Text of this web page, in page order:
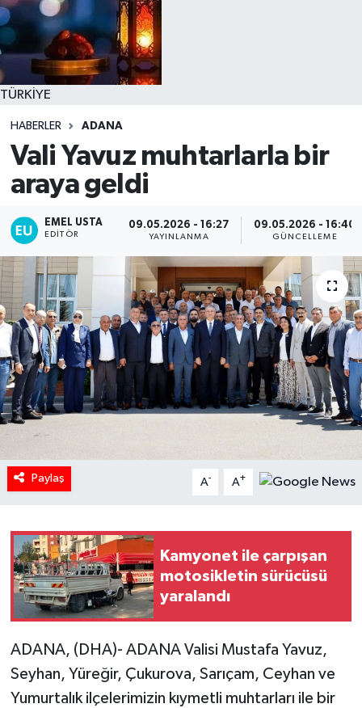
TÜRKİYE
HABERLER ADANA
Vali Yavuz muhtarlarla bir
araya geldi
EMEL USTA
EDITÖR
09.05.2026 - 16:27
YAYINLANMA
09.05.2026 - 16:40
GÜNCELLEME
Paylaş A- A+
Kamyonet ile çarpışan
motosikletin sürücüsü
yaralandı
ADANA, (DHA)- ADANA Valisi Mustafa Yavuz,
Seyhan, Yüreğir, Çukurova, Sarıçam, Ceyhan ve
Yumurtalık ilçelerimizin kıymetli muhtarları ile bir